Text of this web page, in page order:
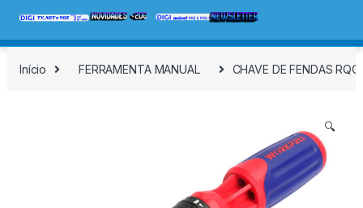
Início FERRAMENTA MANUAL CHAVE DE FENDAS
🔍